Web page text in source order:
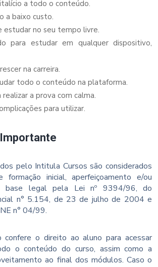
a todo o conteúdo.
a baixo custo.
estudar no seu tempo livre.
para estudar em qualquer dispositivo,
na carreira.
todo o conteúdo na plataforma.
a prova com calma.
para utilizar.
pelo Intitula Cursos são considerados
formação inicial, aperfeiçoamento e/ou
base legal pela Lei nº 9394/96, do
n° 5.154, de 23 de julho de 2004 e
n° 04/99.
confere o direito ao aluno para acessar
o conteúdo do curso, assim como a
ao final dos módulos. Caso o